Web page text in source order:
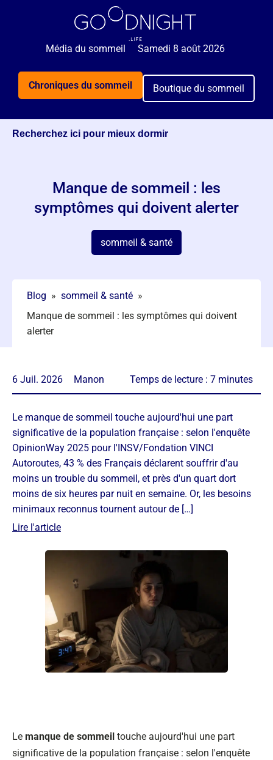
Média du sommeil Samedi 8 août 2026
Chroniques du sommeil Boutique du sommeil
Recherchez ici pour mieux dormir
Manque de sommeil : les
symptômes qui doivent alerter
sommeil & santé
Blog » sommeil & santé »
Manque de sommeil : les symptômes qui doivent
alerter
6 Juil. 2026 Manon Temps de lecture : 7 minutes
Le manque de sommeil touche aujourd'hui une part
significative de la population française : selon l'enquête
OpinionWay 2025 pour l'INSV/Fondation VINCI
Autoroutes, 43 % des Français déclarent souffrir d'au
moins un trouble du sommeil, et près d'un quart dort
moins de six heures par nuit en semaine. Or, les besoins
minimaux reconnus tournent autour de […]
Lire l'article
Le manque de sommeil touche aujourd'hui une part
significative de la population française : selon l'enquête